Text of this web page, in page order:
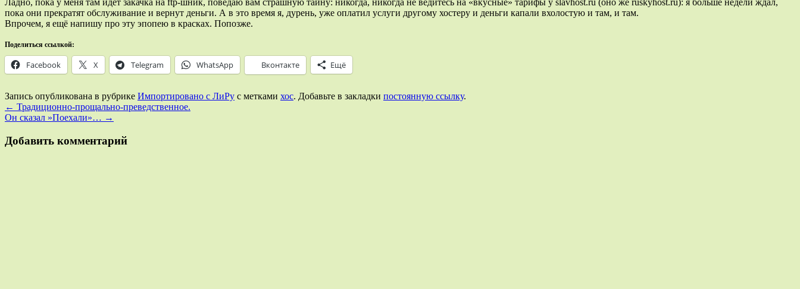
пока они прекратят обслуживание и вернут деньги. А в это время я, дурень, уже оплатил услуги другому хостеру и деньги капали вхолостую и там, и там.
Впрочем, я ещё напишу про эту эпопею в красках. Попозже.
Поделиться ссылкой:
Facebook X Telegram WhatsApp Вконтакте Ещё
Запись опубликована в рубрике Импортировано с ЛиРу с метками хос. Добавьте в закладки постоянную ссылку.
← Традиционно-прощально-преведственное.
Он сказал »Поехали»… →
Добавить комментарий